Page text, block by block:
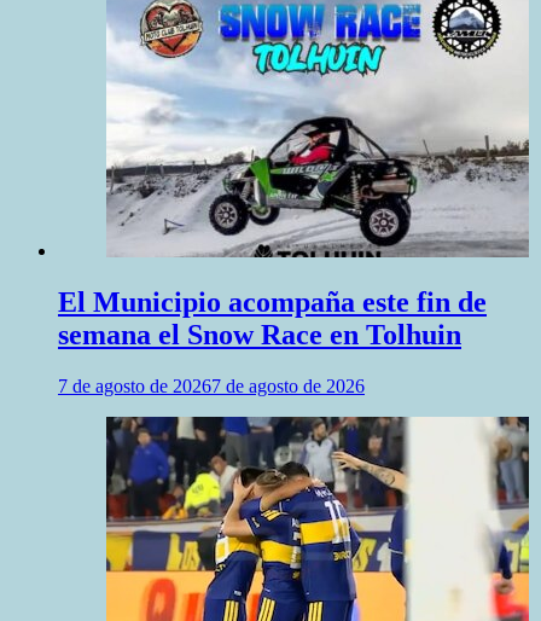
El Municipio acompaña este fin de
semana el Snow Race en Tolhuin
7 de agosto de 20267 de agosto de 2026